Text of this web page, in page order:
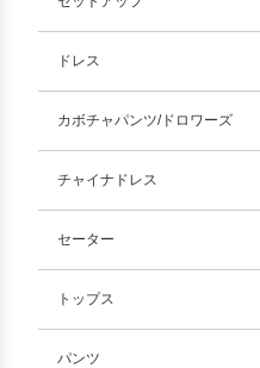
ドレス
カボチャパンツ/ドロワーズ
チャイナドレス
セーター
トップス
パンツ